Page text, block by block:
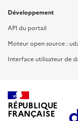
Développement
API du portail
Moteur open source :
Interface utilisateur de
RÉPUBLIQUE
FRANÇAISE